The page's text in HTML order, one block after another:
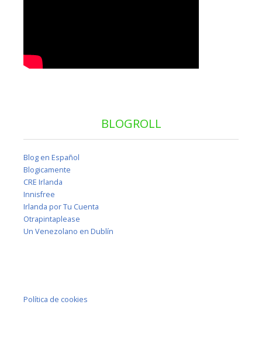
BLOGROLL
Blog en Español
Blogicamente
CRE Irlanda
Innisfree
Irlanda por Tu Cuenta
Otrapintaplease
Un Venezolano en Dublín
Política de cookies